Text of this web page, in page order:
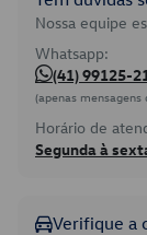
Nossa equipe
Whatsapp:
(41) 99125-
(apenas
Horário de
Segunda à
Verifique a